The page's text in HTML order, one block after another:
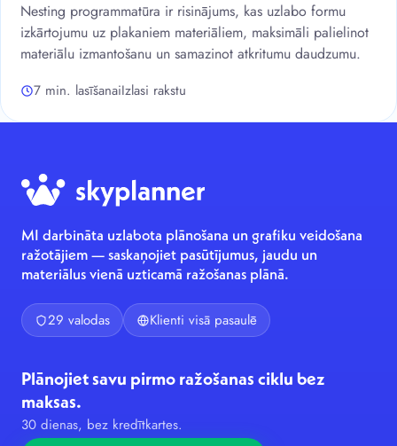
Nesting programmatūra ir risinājums, kas uzlabo formu
izkārtojumu uz plakaniem materiāliem, maksimāli palielinot
materiālu izmantošanu un samazinot atkritumu daudzumu.
7 min. lasīšanaiIzlasi rakstu
MI darbināta uzlabota plānošana un grafiku veidošana
ražotājiem — saskaņojiet pasūtījumus, jaudu un
materiālus vienā uzticamā ražošanas plānā.
29 valodas Klienti visā pasaulē
Plānojiet savu pirmo ražošanas ciklu bez
maksas.
30 dienas, bez kredītkartes.